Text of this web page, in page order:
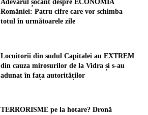
Adevărul șocant despre ECONOMIA
României: Patru cifre care vor schimba
totul în următoarele zile
Locuitorii din sudul Capitalei au EXTREM
din cauza mirosurilor de la Vidra și s-au
adunat în fața autorităților
TERRORISME pe la hotare? Dronă